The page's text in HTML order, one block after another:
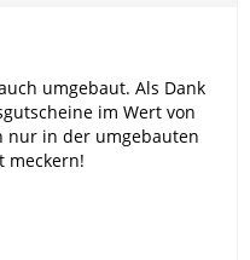
umgebaut. Als Dank
im Wert von
nur in der umgebauten
meckern!